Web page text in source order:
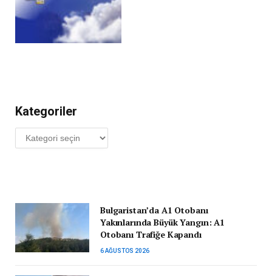
Kategoriler
Kategoriler
Bulgaristan’da A1 Otobanı
Yakınlarında Büyük Yangın: A1
Otobanı Trafiğe Kapandı
6 AĞUSTOS 2026